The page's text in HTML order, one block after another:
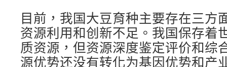
目前，我国大豆育种主要存在三方
资源利用和创新不足。我国保存着
质资源，但资源深度鉴定评价和综
源优势还没有转化为基因优势和产